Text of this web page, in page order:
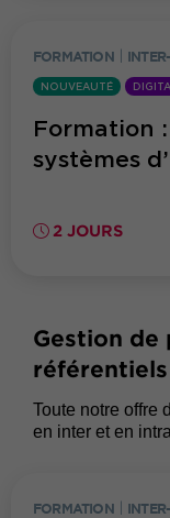
FORMATION
NOUVEAUTÉ
Formation
systèmes
2 JOURS
Gestion de
Toute notre offre
en inter et en intra
FORMATION